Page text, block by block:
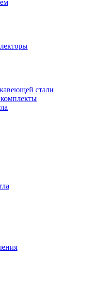
стали